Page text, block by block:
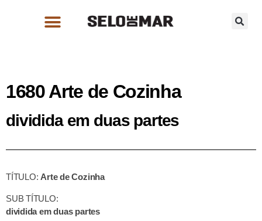
1680 Arte de Cozinha
dividida em duas partes
TÍTULO: Arte de Cozinha
SUB TÍTULO:
dividida em duas partes